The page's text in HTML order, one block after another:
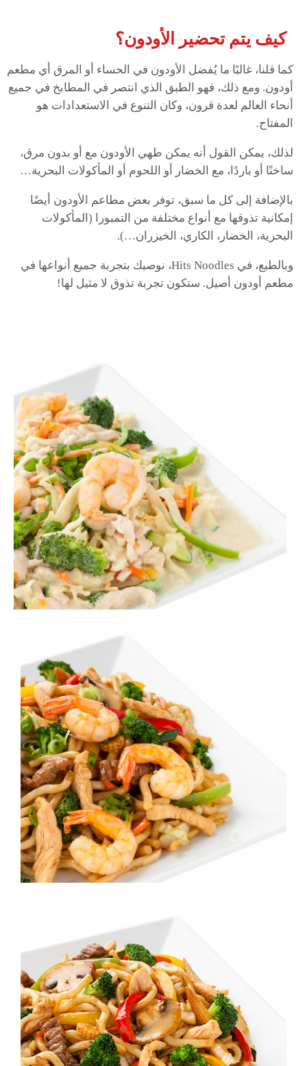
كيف يتم تحضير الأودون؟
كما قلنا، غالبًا ما يُفضل الأودون في الحساء أو المرق أي مطعم
أودون. ومع ذلك، فهو الطبق الذي انتصر في المطابخ في جميع
أنحاء العالم لعدة قرون، وكان التنوع في الاستعدادات هو
المفتاح.
لذلك، يمكن القول أنه يمكن طهي الأودون مع أو بدون مرق،
ساخنًا أو باردًا، مع الخضار أو اللحوم أو المأكولات البحرية…
بالإضافة إلى كل ما سبق، توفر بعض مطاعم الأودون أيضًا
إمكانية تذوقها مع أنواع مختلفة من التمبورا (المأكولات
البحرية، الخضار، الكاري، الخيزران…).
وبالطبع، في Hits Noodles، نوصيك بتجربة جميع أنواعها في
مطعم أودون أصيل. ستكون تجربة تذوق لا مثيل لها!